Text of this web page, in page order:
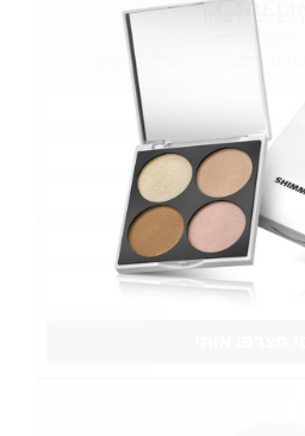
יופי של רעיון!
למועדון הלקוחות
הטבות ומבצעים הורסים